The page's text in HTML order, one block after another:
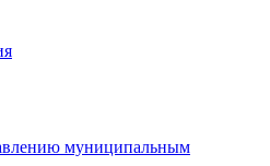
муниципальным